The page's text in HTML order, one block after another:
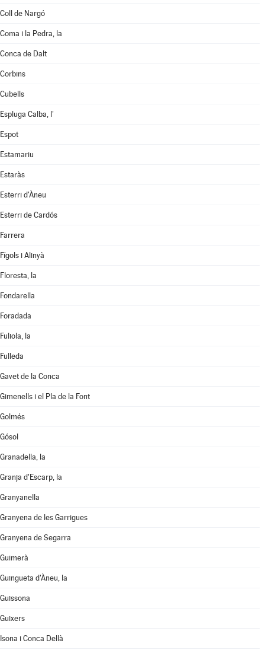
Coll de Nargó
Coma i la Pedra, la
Conca de Dalt
Corbins
Cubells
Espluga Calba, l'
Espot
Estamariu
Estaràs
Esterri d'Àneu
Esterri de Cardós
Farrera
Fígols i Alinyà
Floresta, la
Fondarella
Foradada
Fuliola, la
Fulleda
Gavet de la Conca
Gimenells i el Pla de la Font
Golmés
Gósol
Granadella, la
Granja d'Escarp, la
Granyanella
Granyena de les Garrigues
Granyena de Segarra
Guimerà
Guingueta d'Àneu, la
Guissona
Guixers
Isona i Conca Dellà